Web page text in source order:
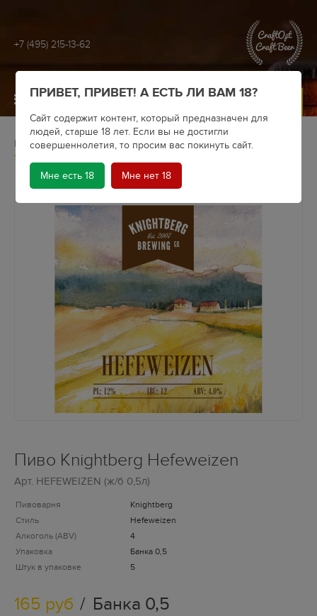
+7 (495) 215-13-62
МЕНЮ
Главная Крафтовое пиво Пивоварни
Knightberg
Пиво Knightberg Hefeweizen
Арт. HEFEWEIZEN (ж/б 0,5л)
Пивоварня
Knightberg
Стиль
Hefeweizen
Алкоголь (ABV)
4
Упаковка
Банка 0,5
Штук в упаковке
5
165 руб Банка 0,5
ПРИВЕТ, ПРИВЕТ! А ЕСТЬ ЛИ ВАМ 18?
Сайт содержит контент, который предназначен для
людей, старше 18 лет. Если вы не достигли
совершеннолетия, то просим вас покинуть сайт.
Мне есть 18 Мне нет 18